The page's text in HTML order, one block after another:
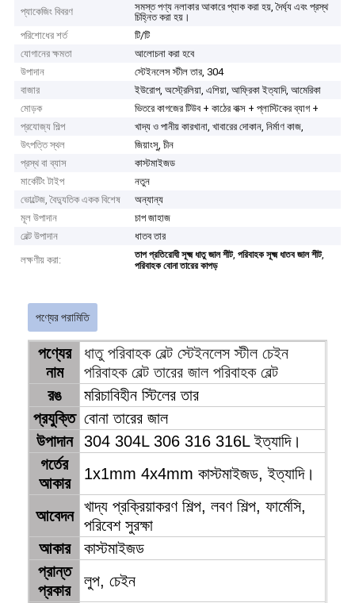
প্যাকেজিং বিবরণ
সমস্ত পণ্য নলাকার আকারে প্যাক করা হয়, দৈর্ঘ্য এবং প্রস্থ
চিহ্নিত করা হয়।
পরিশোধের শর্ত
টি/টি
যোগানের ক্ষমতা
আলোচনা করা হবে
উপাদান
স্টেইনলেস স্টীল তার, 304
বাজার
ইউরোপ, অস্ট্রেলিয়া, এশিয়া, আফ্রিকা ইত্যাদি, আমেরিকা
মোড়ক
ভিতরে কাগজের টিউব + কাঠের বাক্স + প্লাস্টিকের ব্যাগ +
প্রযোজ্য শিল্প
খাদ্য ও পানীয় কারখানা, খাবারের দোকান, নির্মাণ কাজ,
উৎপত্তি স্থল
জিয়াংসু, চীন
প্রস্থ বা ব্যাস
কাস্টমাইজড
মার্কেটিং টাইপ
নতুন
ভোল্টেজ, বৈদ্যুতিক একক বিশেষ
অন্যান্য
মূল উপাদান
চাপ জাহাজ
বেল্ট উপাদান
ধাতব তার
লক্ষণীয় করা:
তাপ প্রতিরোধী সূক্ষ্ম ধাতু জাল শীট,পরিবাহক সূক্ষ্ম ধাতব জাল শীট,
পরিবাহক বোনা তারের কাপড়
পণ্যের পরামিতি
পণ্যের
নাম
ধাতু পরিবাহক বেল্ট স্টেইনলেস স্টীল চেইন
পরিবাহক বেল্ট তারের জাল পরিবাহক বেল্ট
রঙ মরিচাবিহীন স্টিলের তার
প্রযুক্তি বোনা তারের জাল
উপাদান 304 304L 306 316 316L ইত্যাদি।
গর্তের
আকার
1x1mm 4x4mm কাস্টমাইজড, ইত্যাদি।
আবেদন
খাদ্য প্রক্রিয়াকরণ শিল্প, লবণ শিল্প, ফার্মেসি,
পরিবেশ সুরক্ষা
আকার কাস্টমাইজড
প্রান্ত
প্রকার
লুপ, চেইন